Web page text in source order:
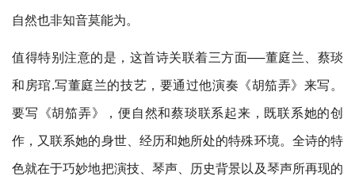
自然也非知音莫能为。
值得特别注意的是，这首诗关联着三方面──董庭兰、蔡琰
和房琯.写董庭兰的技艺，要通过他演奏《胡笳弄》来写。
要写《胡笳弄》，便自然和蔡琰联系起来，既联系她的创
作，又联系她的身世、经历和她所处的特殊环境。全诗的特
色就在于巧妙地把演技、琴声、历史背景以及琴声所再现的